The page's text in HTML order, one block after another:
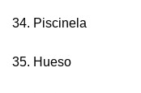
34. Piscinela
35. Hueso